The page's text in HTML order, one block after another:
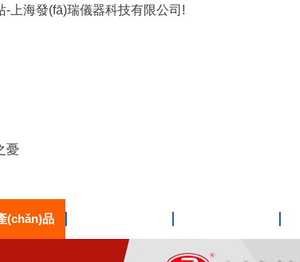
上海發(fā)瑞儀器科技有限公司!
憂
(chǎn)品